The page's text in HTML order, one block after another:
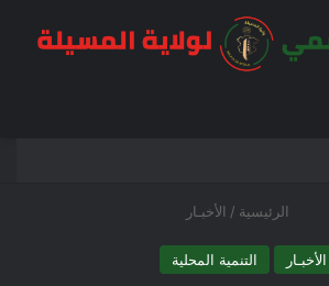
الرئيسية / الأخبـار
الأخبـار التنمية المحلية